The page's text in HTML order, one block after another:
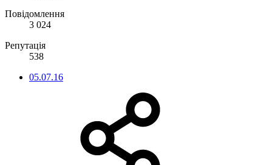
Повідомлення
3 024
Репутація
538
05.07.16